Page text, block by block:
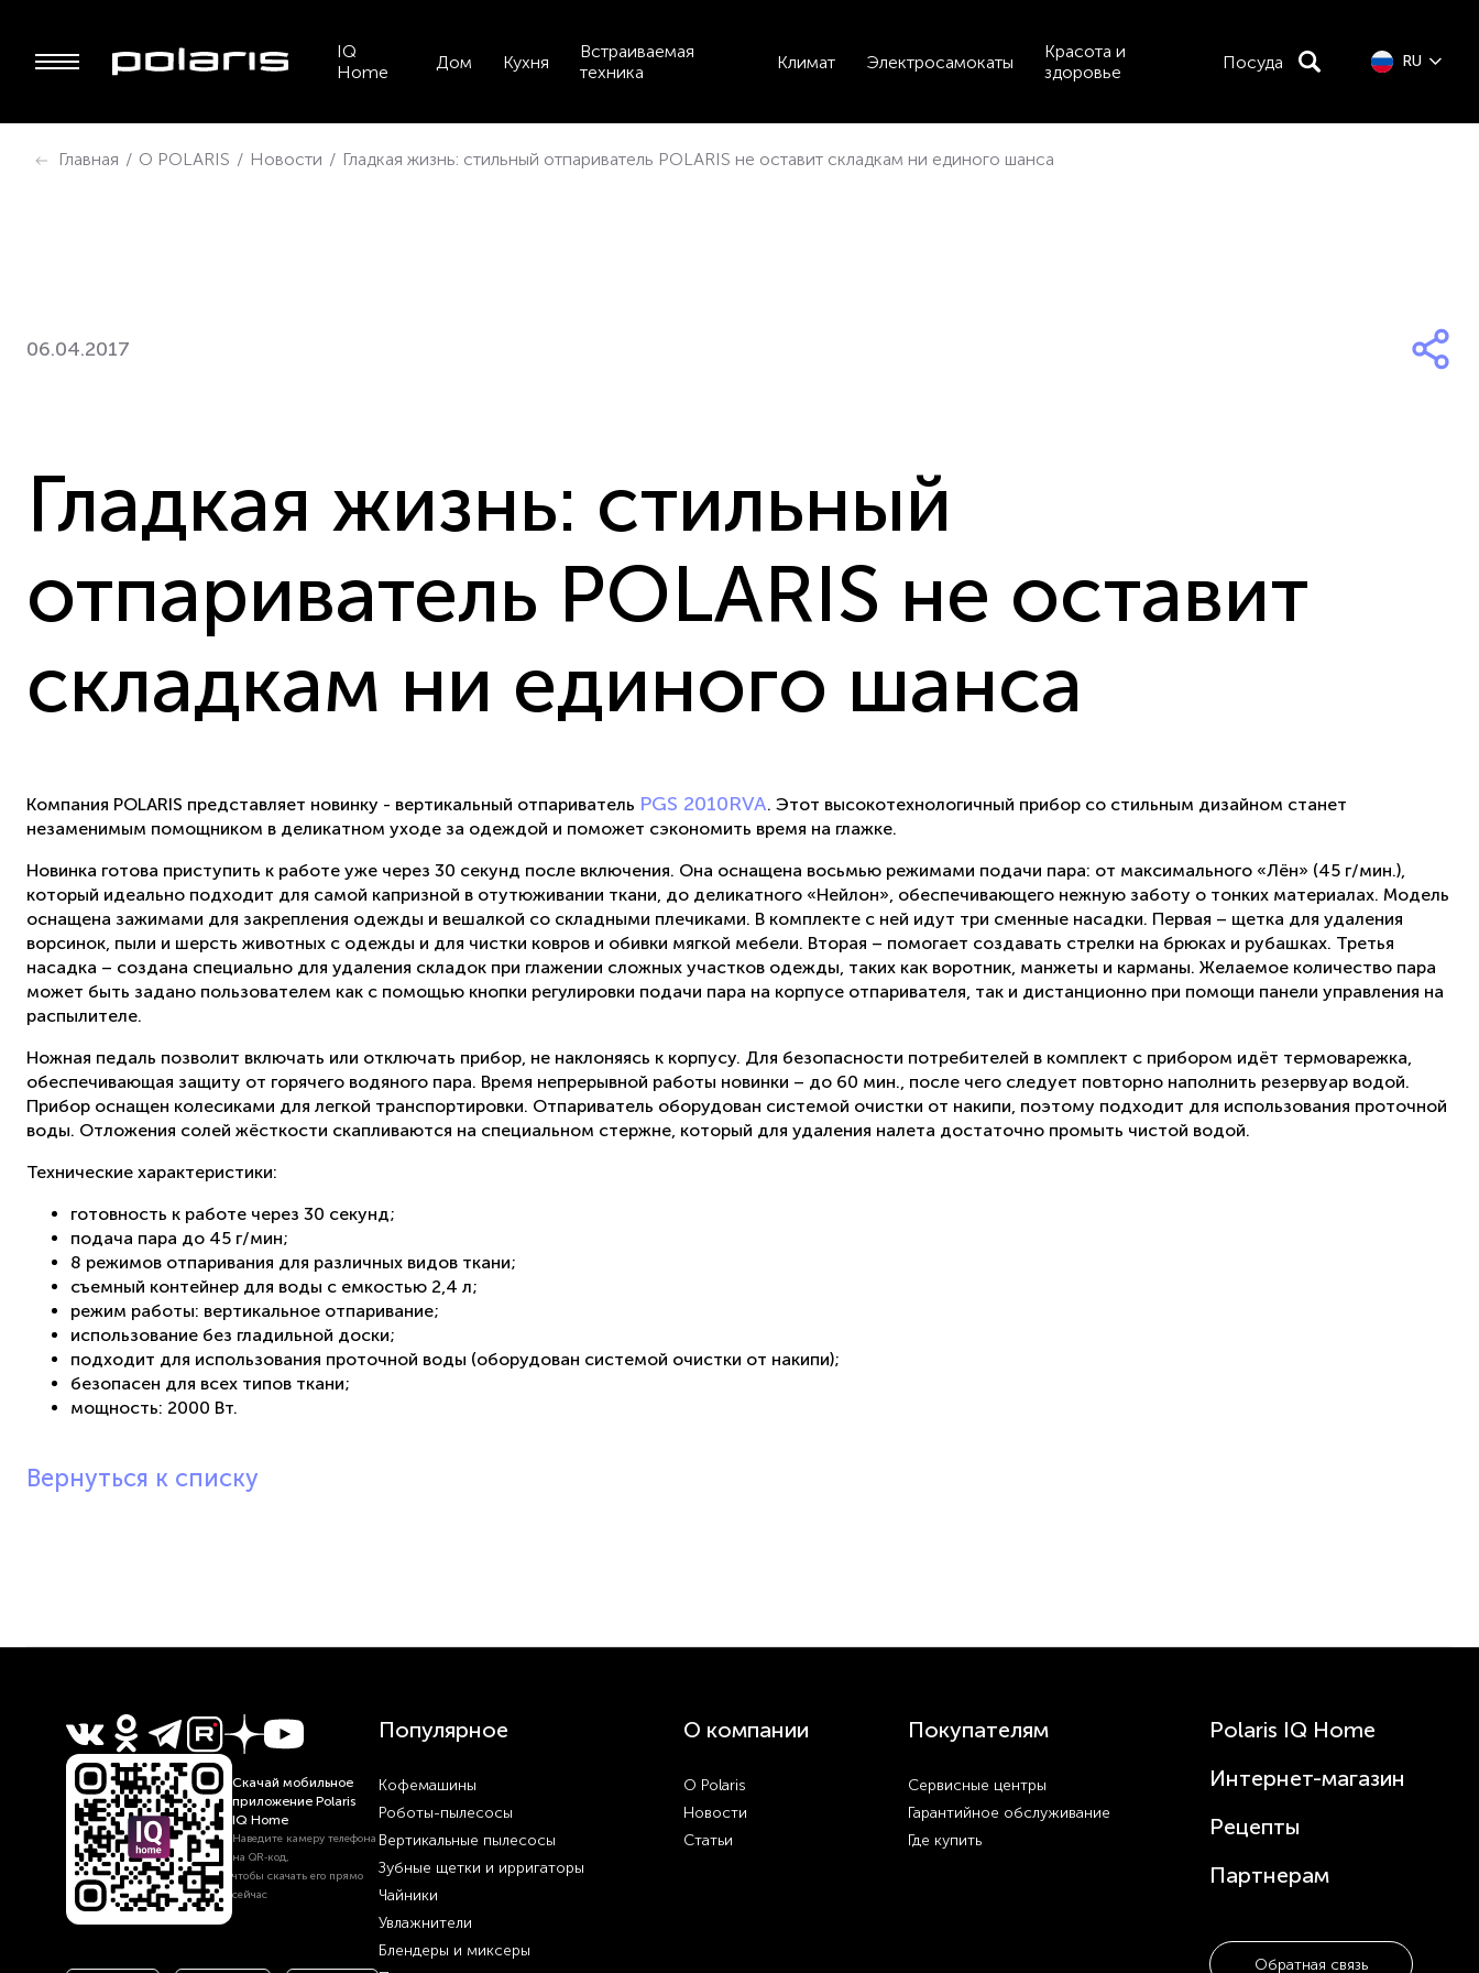
IQ
Home
Дом Кухня
Встраиваемая
техника
Климат Электросамокаты
Красота и
здоровье
Посуда RU
Главная / О POLARIS / Новости / Гладкая жизнь: стильный отпариватель POLARIS не оставит складкам ни единого шанса
06.04.2017
Гладкая жизнь: стильный
отпариватель POLARIS не оставит
складкам ни единого шанса
Компания POLARIS представляет новинку - вертикальный отпариватель PGS 2010RVA. Этот высокотехнологичный прибор со стильным дизайном станет
незаменимым помощником в деликатном уходе за одеждой и поможет сэкономить время на глажке.
Новинка готова приступить к работе уже через 30 секунд после включения. Она оснащена восьмью режимами подачи пара: от максимального «Лён» (45 г/мин.),
который идеально подходит для самой капризной в отутюживании ткани, до деликатного «Нейлон», обеспечивающего нежную заботу о тонких материалах. Модель
оснащена зажимами для закрепления одежды и вешалкой со складными плечиками. В комплекте с ней идут три сменные насадки. Первая – щетка для удаления
ворсинок, пыли и шерсть животных с одежды и для чистки ковров и обивки мягкой мебели. Вторая – помогает создавать стрелки на брюках и рубашках. Третья
насадка – создана специально для удаления складок при глажении сложных участков одежды, таких как воротник, манжеты и карманы. Желаемое количество пара
может быть задано пользователем как с помощью кнопки регулировки подачи пара на корпусе отпаривателя, так и дистанционно при помощи панели управления на
распылителе.
Ножная педаль позволит включать или отключать прибор, не наклоняясь к корпусу. Для безопасности потребителей в комплект с прибором идёт термоварежка,
обеспечивающая защиту от горячего водяного пара. Время непрерывной работы новинки – до 60 мин., после чего следует повторно наполнить резервуар водой.
Прибор оснащен колесиками для легкой транспортировки. Отпариватель оборудован системой очистки от накипи, поэтому подходит для использования проточной
воды. Отложения солей жёсткости скапливаются на специальном стержне, который для удаления налета достаточно промыть чистой водой.
Технические характеристики:
готовность к работе через 30 секунд;
подача пара до 45 г/мин;
8 режимов отпаривания для различных видов ткани;
съемный контейнер для воды с емкостью 2,4 л;
режим работы: вертикальное отпаривание;
использование без гладильной доски;
подходит для использования проточной воды (оборудован системой очистки от накипи);
безопасен для всех типов ткани;
мощность: 2000 Вт.
Вернуться к списку
Скачай мобильное
приложение Polaris
IQ Home
Наведите камеру телефона
на QR‑код,
чтобы скачать его прямо
сейчас
Популярное
Кофемашины
Роботы-пылесосы
Вертикальные пылесосы
Зубные щетки и ирригаторы
Чайники
Увлажнители
Блендеры и миксеры
О компании
О Polaris
Новости
Статьи
Покупателям
Сервисные центры
Гарантийное обслуживание
Где купить
Polaris IQ Home
Интернет-магазин
Рецепты
Партнерам
Обратная связь